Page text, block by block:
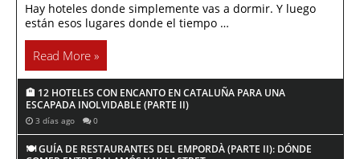
Hay hoteles donde simplemente vas a dormir. Y luego
están esos lugares donde el tiempo …
Read More »
🏨 12 HOTELES CON ENCANTO EN CATALUÑA PARA UNA
ESCAPADA INOLVIDABLE (PARTE II)
3 días ago 0
🍽️ GUÍA DE RESTAURANTES DEL EMPORDÀ (PARTE II): DÓNDE